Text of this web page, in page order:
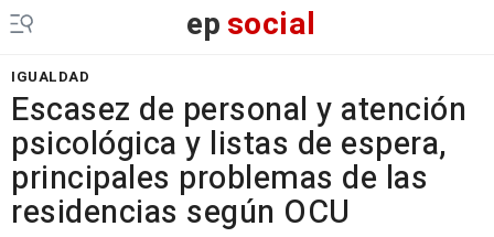
epsocial
IGUALDAD
Escasez de personal y atención
psicológica y listas de espera,
principales problemas de las
residencias según OCU